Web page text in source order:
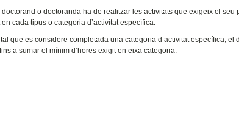
doctorand o doctoranda ha de realitzar les activitats que exigeix el
cada tipus o categoria d’activitat específica.
que es considere completada una categoria d’activitat específica,
a sumar el mínim d’hores exigit en eixa categoria.